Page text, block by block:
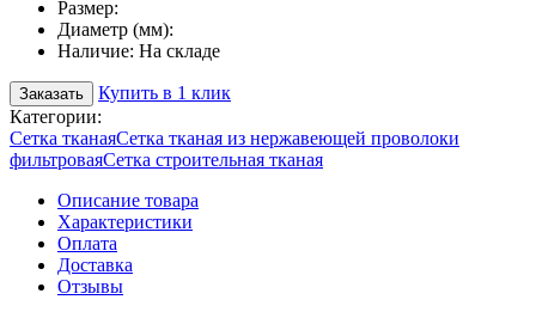
Размер:
Диаметр (мм):
Наличие: На складе
Заказать
Купить в 1 клик
Категории:
Сетка тканаяСетка тканая из нержавеющей проволоки
фильтроваяСетка строительная тканая
Описание товара
Характеристики
Оплата
Доставка
Отзывы